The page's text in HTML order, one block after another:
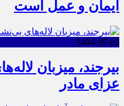
ایمان و عمل است
1404-09-03
بیرجند، میزبان
عزای مادر